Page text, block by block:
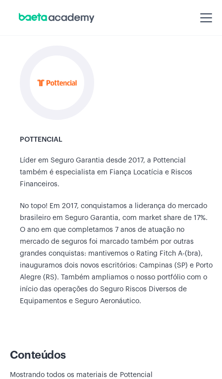
POTTENCIAL
Líder em Seguro Garantia desde 2017, a Pottencial
também é especialista em Fiança Locatícia e Riscos
Financeiros.
No topo! Em 2017, conquistamos a liderança do mercado
brasileiro em Seguro Garantia, com market share de 17%.
O ano em que completamos 7 anos de atuação no
mercado de seguros foi marcado também por outras
grandes conquistas: mantivemos o Rating Fitch A-(bra),
inauguramos dois novos escritórios: Campinas (SP) e Porto
Alegre (RS). Também ampliamos o nosso portfólio com o
início das operações do Seguro Riscos Diversos de
Equipamentos e Seguro Aeronáutico.
Conteúdos
Mostrando todos os materiais de Pottencial